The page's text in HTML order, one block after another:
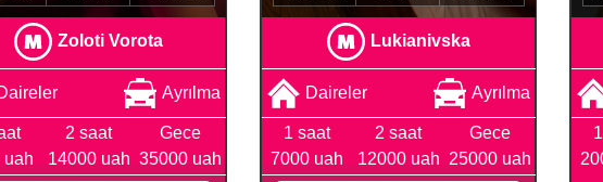
Zoloti Vorota
Ayrılma
uah
2 saat
14000 uah
Gece
35000 uah
Lukianivska
Daireler Ayrılma
1 saat
7000 uah
2 saat
12000 uah
Gece
25000 uah